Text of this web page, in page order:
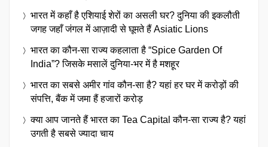
भारत में कहाँ है एशियाई शेरों का असली घर? दुनिया की इकलौती
जगह जहाँ जंगल में आज़ादी से घूमते हैं Asiatic Lions
भारत का कौन-सा राज्य कहलाता है “Spice Garden Of
India”? जिसके मसालें दुनिया-भर में है मशहूर
भारत का सबसे अमीर गांव कौन-सा है? यहां हर घर में करोड़ों की
संपत्ति, बैंक में जमा हैं हजारों करोड़
क्या आप जानते हैं भारत का Tea Capital कौन-सा राज्य है? यहां
उगती है सबसे ज्यादा चाय